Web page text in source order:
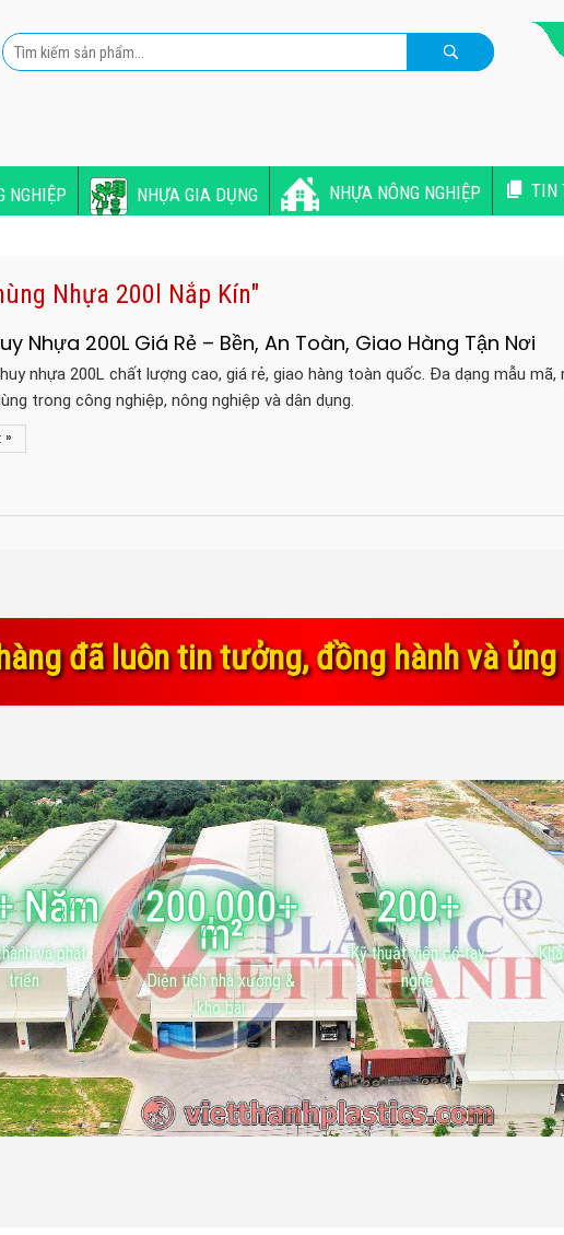
NGHIỆP NHỰA GIA DỤNG NHỰA NÔNG NGHIỆP TIN
Nhựa 200l Nắp Kín"
Nhựa 200L Giá Rẻ – Bền, An Toàn, Giao Hàng Tận Nơi
nhựa 200L chất lượng cao, giá rẻ, giao hàng toàn quốc. Đa dạng mẫu mã,
trong công nghiệp, nông nghiệp và dân dụng.
»
hành và ủng hộ chúng tôi trong
Năm
và phát
triển
200,000+
m²
Diện tích nhà xưởng &
kho bãi
200+
Kỹ thuật viên có tay
nghề